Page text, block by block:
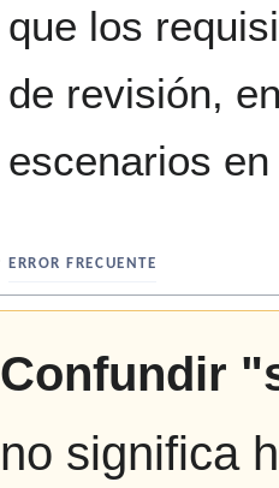
que los
de revisión,
escenarios
ERROR FRECUENTE
Confundir
no significa